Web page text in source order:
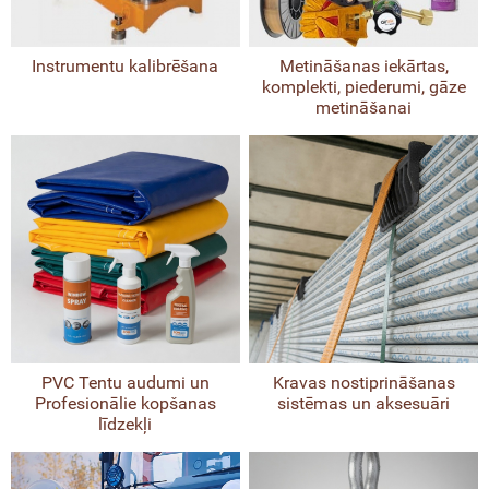
Instrumentu kalibrēšana
Metināšanas iekārtas,
komplekti, piederumi, gāze
metināšanai
PVC Tentu audumi un
Profesionālie kopšanas
līdzekļi
Kravas nostiprināšanas
sistēmas un aksesuāri
mērinstrumenti
un līmeņrāži
mērlentas
novadcaurules
tālmēri
lokatori, metāla detektori